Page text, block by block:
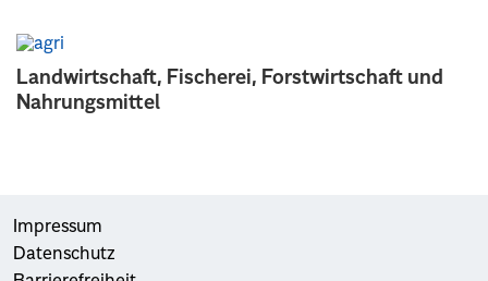
Landwirtschaft, Fischerei, Forstwirtschaft und
Nahrungsmittel
Impressum
Datenschutz